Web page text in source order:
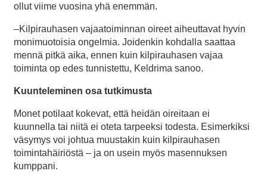
ollut viime vuosina yhä enemmän.
–Kilpirauhasen vajaatoiminnan oireet aiheuttavat hyvin
monimuotoisia ongelmia. Joidenkin kohdalla saattaa
mennä pitkä aika, ennen kuin kilpirauhasen vajaa
toiminta op edes tunnistettu, Keldrima sanoo.
Kuunteleminen osa tutkimusta
Monet potilaat kokevat, että heidän oireitaan ei
kuunnella tai niitä ei oteta tarpeeksi todesta. Esimerkiksi
väsymys voi johtua muustakin kuin kilpirauhasen
toimintahäiriöstä – ja on usein myös masennuksen
kumppani.